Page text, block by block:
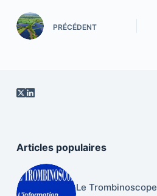
PRÉCÉDENT
Articles populaires
Le Trombinoscope